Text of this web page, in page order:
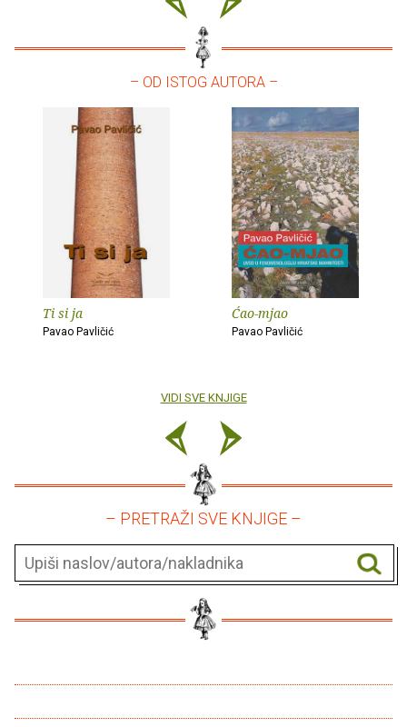
– OD ISTOG AUTORA –
Ti si ja
Pavao Pavličić
Ćao-mjao
Pavao Pavličić
VIDI SVE KNJIGE
– PRETRAŽI SVE KNJIGE –